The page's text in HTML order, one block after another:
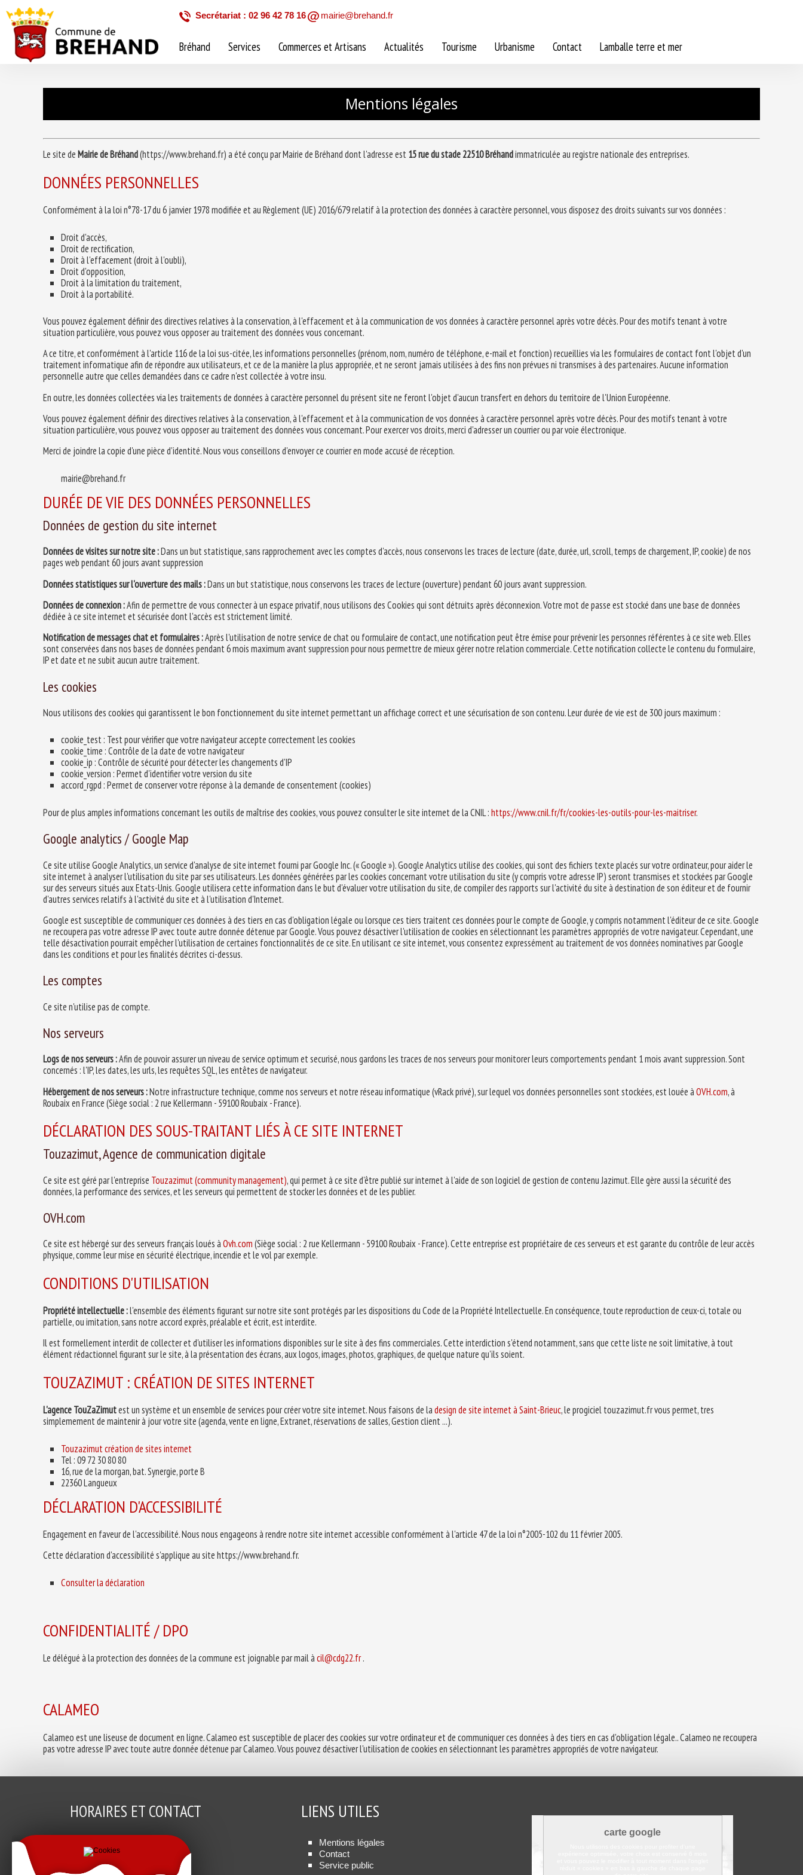
Secrétariat : 02 96 42 78 16 mairie@brehand.fr
Bréhand Services Commerces et Artisans Actualités Tourisme Urbanisme Contact Lamballe terre et mer
Mentions légales
Le site deMairie de Bréhand(https://www.brehand.fr) a été conçu par Mairie de Bréhand dont l'adresse est15 rue du stade 22510 Bréhandimmatriculée au registre nationale des entreprises.
DONNÉES PERSONNELLES
Conformément à la loi n°78-17 du 6 janvier 1978 modifiée et au Règlement (UE) 2016/679 relatif à la protection des données à caractère personnel, vous disposez des droits suivants sur vos données :
Droit d'accès,
Droit de rectification,
Droit à l'effacement (droit à l'oubli),
Droit d'opposition,
Droit à la limitation du traitement,
Droit à la portabilité.
Vous pouvez également définir des directives relatives à la conservation, à l'effacement et à la communication de vos données à caractère personnel après votre décès. Pour des motifs tenant à votre
situation particulière, vous pouvez vous opposer au traitement des données vous concernant.
A ce titre, et conformément à l'article 116 de la loi sus-citée, les informations personnelles (prénom, nom, numéro de téléphone, e-mail et fonction) recueillies via les formulaires de contact font l'objet d'un
traitement informatique afin de répondre aux utilisateurs, et ce de la manière la plus appropriée, et ne seront jamais utilisées à des fins non prévues ni transmises à des partenaires. Aucune information
personnelle autre que celles demandées dans ce cadre n'est collectée à votre insu.
En outre, les données collectées via les traitements de données à caractère personnel du présent site ne feront l'objet d'aucun transfert en dehors du territoire de l'Union Européenne.
Vous pouvez également définir des directives relatives à la conservation, à l'effacement et à la communication de vos données à caractère personnel après votre décès. Pour des motifs tenant à votre
situation particulière, vous pouvez vous opposer au traitement des données vous concernant. Pour exercer vos droits, merci d'adresser un courrier ou par voie électronique.
Merci de joindre la copie d'une pièce d'identité. Nous vous conseillons d'envoyer ce courrier en mode accusé de réception.
mairie@brehand.fr
DURÉE DE VIE DES DONNÉES PERSONNELLES
Données de gestion du site internet
Données de visites sur notre site :Dans un but statistique, sans rapprochement avec les comptes d'accès, nous conservons les traces de lecture (date, durée, url, scroll, temps de chargement, IP, cookie) de nos
pages web pendant 60 jours avant suppression
Données statistiques sur l'ouverture des mails :Dans un but statistique, nous conservons les traces de lecture (ouverture) pendant 60 jours avant suppression.
Données de connexion :Afin de permettre de vous connecter à un espace privatif, nous utilisons des Cookies qui sont détruits après déconnexion. Votre mot de passe est stocké dans une base de données
dédiée à ce site internet et sécurisée dont l'accès est strictement limité.
Notification de messages chat et formulaires :Après l'utilisation de notre service de chat ou formulaire de contact, une notification peut être émise pour prévenir les personnes référentes à ce site web. Elles
sont conservées dans nos bases de données pendant 6 mois maximum avant suppression pour nous permettre de mieux gérer notre relation commerciale. Cette notification collecte le contenu du formulaire,
IP et date et ne subit aucun autre traitement.
Les cookies
Nous utilisons des cookies qui garantissent le bon fonctionnement du site internet permettant un affichage correct et une sécurisation de son contenu. Leur durée de vie est de 300 jours maximum :
cookie_test : Test pour vérifier que votre navigateur accepte correctement les cookies
cookie_time : Contrôle de la date de votre navigateur
cookie_ip : Contrôle de sécurité pour détecter les changements d'IP
cookie_version : Permet d'identifier votre version du site
accord_rgpd : Permet de conserver votre réponse à la demande de consentement (cookies)
Pour de plus amples informations concernant les outils de maîtrise des cookies, vous pouvez consulter le site internet de la CNIL :https://www.cnil.fr/fr/cookies-les-outils-pour-les-maitriser.
Google analytics / Google Map
Ce site utilise Google Analytics, un service d'analyse de site internet fourni par Google Inc. (« Google »). Google Analytics utilise des cookies, qui sont des fichiers texte placés sur votre ordinateur, pour aider le
site internet à analyser l'utilisation du site par ses utilisateurs. Les données générées par les cookies concernant votre utilisation du site (y compris votre adresse IP) seront transmises et stockées par Google
sur des serveurs situés aux Etats-Unis. Google utilisera cette information dans le but d'évaluer votre utilisation du site, de compiler des rapports sur l'activité du site à destination de son éditeur et de fournir
d'autres services relatifs à l'activité du site et à l'utilisation d'Internet.
Google est susceptible de communiquer ces données à des tiers en cas d'obligation légale ou lorsque ces tiers traitent ces données pour le compte de Google, y compris notamment l'éditeur de ce site. Google
ne recoupera pas votre adresse IP avec toute autre donnée détenue par Google. Vous pouvez désactiver l'utilisation de cookies en sélectionnant les paramètres appropriés de votre navigateur. Cependant, une
telle désactivation pourrait empêcher l'utilisation de certaines fonctionnalités de ce site. En utilisant ce site internet, vous consentez expressément au traitement de vos données nominatives par Google
dans les conditions et pour les finalités décrites ci-dessus.
Les comptes
Ce site n'utilise pas de compte.
Nos serveurs
Logs de nos serveurs :Afin de pouvoir assurer un niveau de service optimum et securisé, nous gardons les traces de nos serveurs pour monitorer leurs comportements pendant 1 mois avant suppression. Sont
concernés : l'IP, les dates, les urls, les requêtes SQL, les entêtes de navigateur.
Hébergement de nos serveurs :Notre infrastructure technique, comme nos serveurs et notre réseau informatique (vRack privé), sur lequel vos données personnelles sont stockées, est louée àOVH.com, à
Roubaix en France (Siège social : 2 rue Kellermann - 59100 Roubaix - France).
DÉCLARATION DES SOUS-TRAITANT LIÉS À CE SITE INTERNET
Touzazimut, Agence de communication digitale
Ce site est géré par l'entreprise Touzazimut (community management), qui permet à ce site d'être publié sur internet à l'aide de son logiciel de gestion de contenu Jazimut. Elle gère aussi la sécurité des
données, la performance des services, et les serveurs qui permettent de stocker les données et de les publier.
OVH.com
Ce site est hébergé sur des serveurs français loués àOvh.com(Siège social : 2 rue Kellermann - 59100 Roubaix - France). Cette entreprise est propriétaire de ces serveurs et est garante du contrôle de leur accès
physique, comme leur mise en sécurité électrique, incendie et le vol par exemple.
CONDITIONS D'UTILISATION
Propriété intellectuelle :l'ensemble des éléments figurant sur notre site sont protégés par les dispositions du Code de la Propriété Intellectuelle. En conséquence, toute reproduction de ceux-ci, totale ou
partielle, ou imitation, sans notre accord exprès, préalable et écrit, est interdite.
Il est formellement interdit de collecter et d'utiliser les informations disponibles sur le site à des fins commerciales. Cette interdiction s'étend notamment, sans que cette liste ne soit limitative, à tout
élément rédactionnel figurant sur le site, à la présentation des écrans, aux logos, images, photos, graphiques, de quelque nature qu'ils soient.
TOUZAZIMUT : CRÉATION DE SITES INTERNET
L'agence TouZaZimutest un système et un ensemble de services pour créer votre site internet. Nous faisons de ladesign de site internet à Saint-Brieuc, le progiciel touzazimut.fr vous permet, tres
simplemement de maintenir à jour votre site (agenda, vente en ligne, Extranet, réservations de salles, Gestion client ...).
Touzazimut création de sites internet
Tel : 09 72 30 80 80
16, rue de la morgan, bat. Synergie, porte B
22360 Langueux
DÉCLARATION D'ACCESSIBILITÉ
Engagement en faveur de l'accessibilité. Nous nous engageons à rendre notre site internet accessible conformément à l'article 47 de la loi n°2005-102 du 11 février 2005.
Cette déclaration d'accessibilité s'applique au site https://www.brehand.fr.
Consulter la déclaration
CONFIDENTIALITÉ / DPO
Le délégué à la protection des données de la commune est joignable par mail àcil@cdg22.fr.
CALAMEO
Calameo est une liseuse de document en ligne. Calameo est susceptible de placer des cookies sur votre ordinateur et de communiquer ces données à des tiers en cas d'obligation légale.. Calameo ne recoupera
pas votre adresse IP avec toute autre donnée détenue par Calameo. Vous pouvez désactiver l'utilisation de cookies en sélectionnant les paramètres appropriés de votre navigateur.
HORAIRES ET CONTACT
Secrétariat : 02 96 42 78 16
LIENS UTILES
Mentions légales
Contact
Service public
carte google